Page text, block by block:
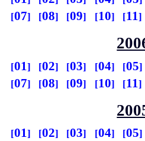
07
08 09 10 11
01 02 03 04 05
07
08 09 10 11
01 02 03 04 05